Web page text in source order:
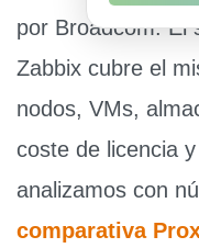
por Broadcom. El
Zabbix cubre el
nodos, VMs,
coste de licencia
analizamos con
comparativa